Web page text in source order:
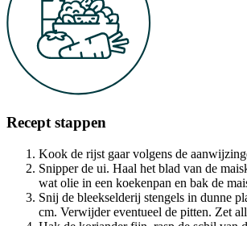
Recept stappen
Kook de rijst gaar volgens de
Snipper de ui. Haal het blad van de
wat olie in een koekenpan en bak de
Snij de bleekselderij stengels in dunne
cm. Verwijder eventueel de pitten. Zet